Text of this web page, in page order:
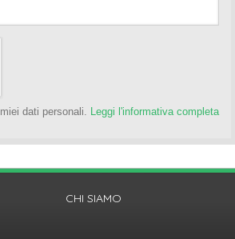
dati personali. Leggi l'informativa completa
CHI SIAMO